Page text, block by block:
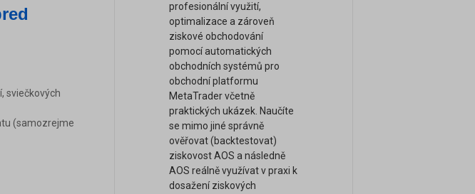
sviečkových
(samozrejme
profesionální využití,
optimalizace a zároveň
ziskové obchodování
pomocí automatických
obchodních systémů pro
obchodní platformu
MetaTrader včetně
praktických ukázek. Naučíte
se mimo jiné správně
ověřovat (backtestovat)
ziskovost AOS a následně
AOS reálně využívat v praxi k
dosažení ziskových